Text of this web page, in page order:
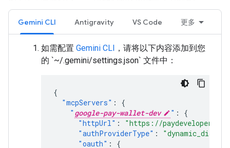
Gemini CLI Antigravity VS Code 更多
如需配置 Gemini CLI ，请将以下内容添加到您
的 `~/.gemini/settings.json` 文件中：
{
"mcpServers" :
{
" google-pay-wallet-dev " :
{
"httpUrl" :
"https://
"authProviderType" :
"oauth" :
{